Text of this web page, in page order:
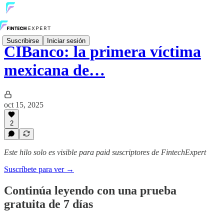
Suscribirse Iniciar sesión
CIBanco: la primera víctima
mexicana de…
oct 15, 2025
2
Este hilo solo es visible para paid suscriptores de FintechExpert
Suscríbete para ver →
Continúa leyendo con una prueba
gratuita de 7 días